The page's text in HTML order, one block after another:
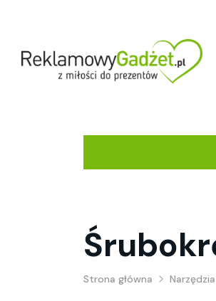
Strona główna Narzędzia